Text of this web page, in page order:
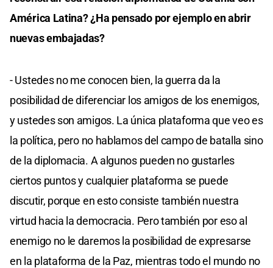
América Latina? ¿Ha pensado por ejemplo en abrir
nuevas embajadas?
- Ustedes no me conocen bien, la guerra da la
posibilidad de diferenciar los amigos de los enemigos,
y ustedes son amigos. La única plataforma que veo es
la política, pero no hablamos del campo de batalla sino
de la diplomacia. A algunos pueden no gustarles
ciertos puntos y cualquier plataforma se puede
discutir, porque en esto consiste también nuestra
virtud hacia la democracia. Pero también por eso al
enemigo no le daremos la posibilidad de expresarse
en la plataforma de la Paz, mientras todo el mundo no